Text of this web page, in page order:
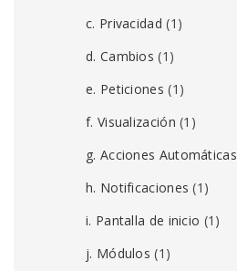
c. Privacidad (1)
d. Cambios (1)
e. Peticiones (1)
f. Visualización (1)
g. Acciones Automáticas
h. Notificaciones (1)
i. Pantalla de inicio (1)
j. Módulos (1)